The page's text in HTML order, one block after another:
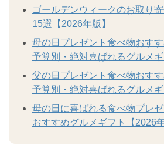
ゴールデンウィークのお取り
15選【2026年版】
母の日プレゼント食べ物おすす
予算別・絶対喜ばれるグルメギ
父の日プレゼント食べ物おすす
予算別・絶対喜ばれるグルメギ
母の日に喜ばれる食べ物プレ
おすすめグルメギフト【2026年